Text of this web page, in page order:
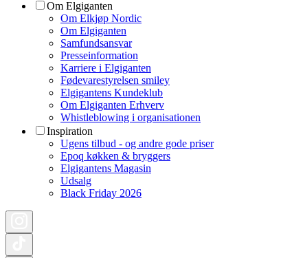
Om Elgiganten
Om Elkjøp Nordic
Om Elgiganten
Samfundsansvar
Presseinformation
Karriere i Elgiganten
Fødevarestyrelsen smiley
Elgigantens Kundeklub
Om Elgiganten Erhverv
Whistleblowing i organisationen
Inspiration
Ugens tilbud - og andre gode priser
Epoq køkken & bryggers
Elgigantens Magasin
Udsalg
Black Friday 2026